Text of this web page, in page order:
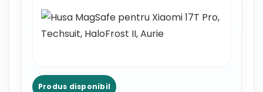
Produs disponibil